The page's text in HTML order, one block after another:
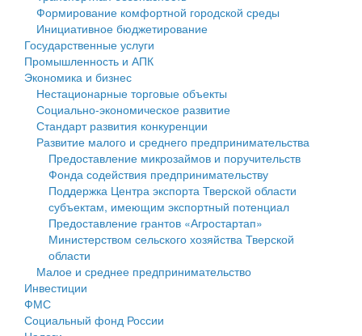
Государственные услуги
Промышленность и АПК
Экономика и бизнес
Символика
Устав
Гостям округа
Туризм
Культура
Образование
Здравоохранение
Социальная защита
Фотоальбом
муниципального округа Тверской области
Администрация Кашинского муниципального округа
Тверской области
Управление сельскими территориями
Открытые данные
Работа с обращениями граждан
Муниципальный контроль
Муниципальные услуги
Проекты административных регламентов
Антимонопольный комплаенс
Финансовое управление
Бюджет для граждан
Имущество
Выявление правообладателей ранее учтенных
объектов недвижимости
Имущественная поддержка субъектов малого и
среднего предпринимательства
Информационная поддержка субъектов малого и
среднего предпринимательства
Муниципальные программы
Формирование комфортной городской среды
Инициативное бюджетирование
Государственные услуги
Промышленность и АПК
Экономика и бизнес
Нестационарные торговые объекты
Социально-экономическое развитие
Стандарт развития конкуренции
Развитие малого и среднего предпринимательства
Предоставление микрозаймов и поручительств
Фонда содействия предпринимательству
Поддержка Центра экспорта Тверской области
субъектам, имеющим экспортный потенциал
Предоставление грантов «Агростартап»
Министерством сельского хозяйства Тверской
области
Малое и среднее предпринимательство
Инвестиции
ФМС
Социальный фонд России